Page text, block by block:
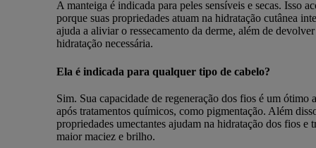
A manteiga é indicada para peles sensíveis e secas. Isso
porque suas propriedades atuam na hidratação cutânea
ajuda a aliviar o ressecamento da derme, além de devolver
hidratação necessária.
Ela é indicada para qualquer tipo de cabelo?
Sim. Sua capacidade de regeneração dos fios é um ótimo
após tratamentos químicos, como pigmentação. Além
propriedades umectantes ajudam na hidratação dos fios e
maior maciez e brilho.